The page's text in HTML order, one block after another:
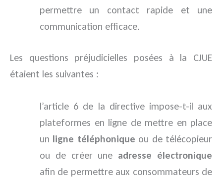
permettre un contact rapide et une
communication efficace.
Les questions préjudicielles posées à la CJUE
étaient les suivantes :
l’article 6 de la directive impose-t-il aux
plateformes en ligne de mettre en place
un ligne téléphonique ou de télécopieur
ou de créer une adresse électronique
afin de permettre aux consommateurs de